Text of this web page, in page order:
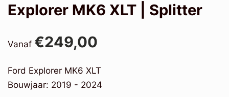
Explorer MK6 XLT | Splitter
Vanaf €249,00
Ford Explorer MK6 XLT
Bouwjaar: 2019 - 2024